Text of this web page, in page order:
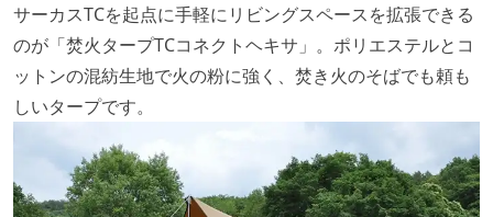
サーカスTCを起点に手軽にリビングスペースを拡張できる
のが「焚火タープTCコネクトヘキサ」。ポリエステルとコ
ットンの混紡生地で火の粉に強く、焚き火のそばでも頼も
しいタープです。